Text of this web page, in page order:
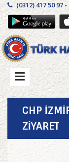
(0312) 417 50 97 -
CHP
ZİYARET